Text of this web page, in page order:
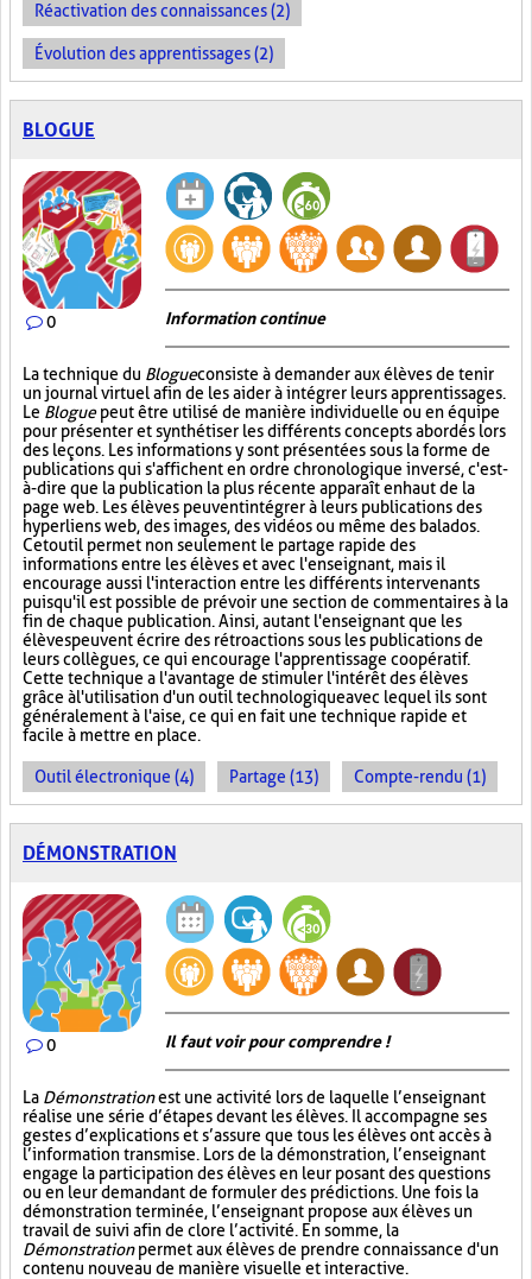
Réactivation des connaissances (2)
Évolution des apprentissages (2)
BLOGUE
0 Information continue
La technique du Blogueconsiste à demander aux élèves de tenir
un journal virtuel afin de les aider à intégrer leurs apprentissages.
Le Bloguepeut être utilisé de manière individuelle ou en équipe
pour présenter et synthétiser les différents concepts abordés lors
des leçons. Les informations y sont présentées sous la forme de
publications qui s'affichent en ordre chronologique inversé, c'est-
à-dire que la publication la plus récente apparaît en haut de la
page web. Les élèves peuvent intégrer à leurs publications des
hyperliens web, des images, des vidéos ou même des balados.
Cet outil permet non seulement le partage rapide des
informations entre les élèves et avec l'enseignant, mais il
encourage aussi l'interaction entre les différents intervenants
puisqu'il est possible de prévoir une section de commentaires à la
fin de chaque publication. Ainsi, autant l'enseignant que les
élèves peuvent écrire des rétroactions sous les publications de
leurs collègues, ce qui encourage l'apprentissage coopératif.
Cette technique a l'avantage de stimuler l'intérêt des élèves
grâce à l'utilisation d'un outil technologique avec lequel ils sont
généralement à l'aise, ce qui en fait une technique rapide et
facile à mettre en place.
Outil électronique (4) Partage (13) Compte-rendu (1)
DÉMONSTRATION
0 Il faut voir pour comprendre !
La Démonstrationest une activité lors de laquelle l’enseignant
réalise une série d’étapes devant les élèves. Il accompagne ses
gestes d’explications et s’assure que tous les élèves ont accès à
l’information transmise. Lors de la démonstration, l’enseignant
engage la participation des élèves en leur posant des questions
ou en leur demandant de formuler des prédictions. Une fois la
démonstration terminée, l’enseignant propose aux élèves un
travail de suivi afin de clore l’activité. En somme, la
Démonstrationpermet aux élèves de prendre connaissance d'un
contenu nouveau de manière visuelle et interactive.